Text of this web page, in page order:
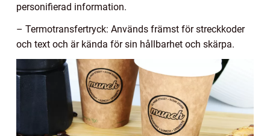
personifierad information.
– Termotransfertryck: Används främst för streckkoder
och text och är kända för sin hållbarhet och skärpa.